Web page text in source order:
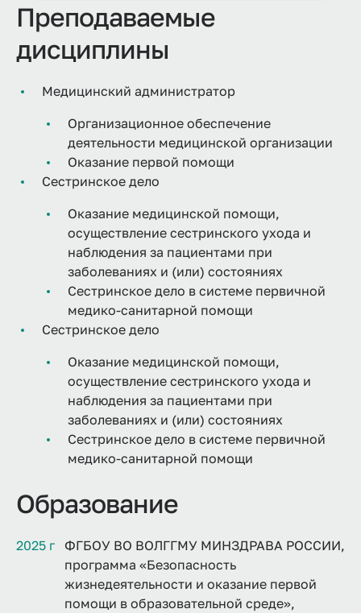
Преподаваемые
дисциплины
Медицинский администратор
Организационное обеспечение
деятельности медицинской организации
Оказание первой помощи
Сестринское дело
Оказание медицинской помощи,
осуществление сестринского ухода и
наблюдения за пациентами при
заболеваниях и (или) состояниях
Сестринское дело в системе первичной
медико-санитарной помощи
Сестринское дело
Оказание медицинской помощи,
осуществление сестринского ухода и
наблюдения за пациентами при
заболеваниях и (или) состояниях
Сестринское дело в системе первичной
медико-санитарной помощи
Образование
2025 г
ФГБОУ ВО ВОЛГГМУ МИНЗДРАВА РОССИИ,
программа «Безопасность
жизнедеятельности и оказание первой
помощи в образовательной среде»,